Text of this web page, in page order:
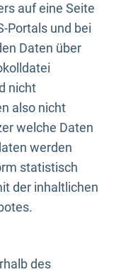
auf eine Seite
Portals und bei
Daten über
nicht
also nicht
welche Daten
werden
statistisch
der inhaltlichen
des